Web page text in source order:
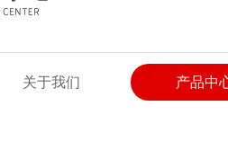
关于我们 产品中